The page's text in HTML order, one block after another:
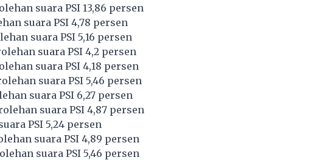
suara PSI 13,86 persen
suara PSI 4,78 persen
suara PSI 5,16 persen
suara PSI 4,2 persen
suara PSI 4,18 persen
suara PSI 5,46 persen
suara PSI 6,27 persen
suara PSI 4,87 persen
PSI 5,24 persen
suara PSI 4,89 persen
suara PSI 5,46 persen